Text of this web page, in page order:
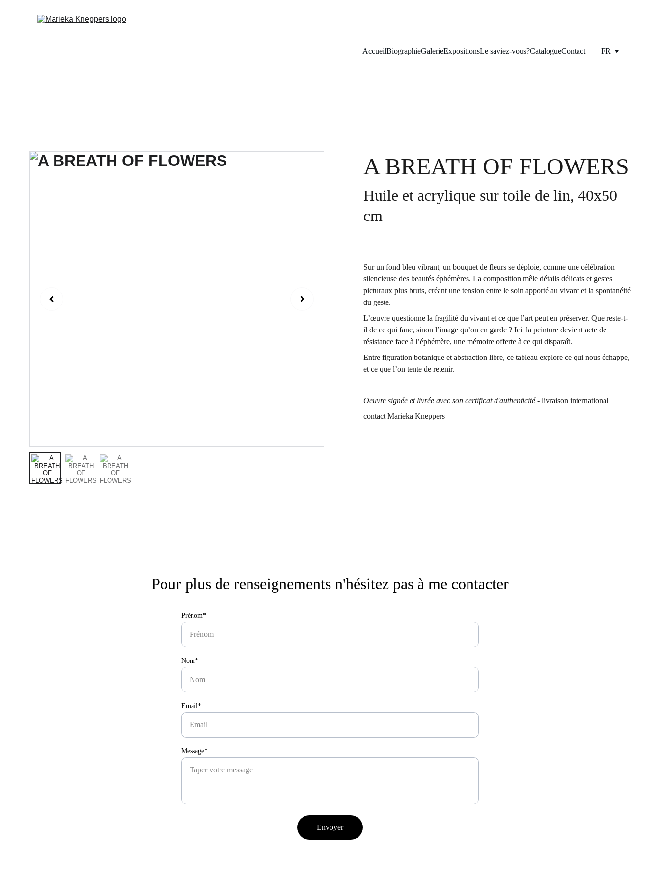
AccueilBiographieGalerieExpositionsLe saviez-vous?CatalogueContact FR
A BREATH OF FLOWERS
Huile et acrylique sur toile de lin, 40x50
cm
Sur un fond bleu vibrant, un bouquet de fleurs se déploie, comme une célébration
silencieuse des beautés éphémères. La composition mêle détails délicats et gestes
picturaux plus bruts, créant une tension entre le soin apporté au vivant et la spontanéité
du geste.
L’œuvre questionne la fragilité du vivant et ce que l’art peut en préserver. Que reste-t-
il de ce qui fane, sinon l’image qu’on en garde ? Ici, la peinture devient acte de
résistance face à l’éphémère, une mémoire offerte à ce qui disparaît.
Entre figuration botanique et abstraction libre, ce tableau explore ce qui nous échappe,
et ce que l’on tente de retenir.
Oeuvre signée et livrée avec son certificat d'authenticité- livraison international
contact Marieka Kneppers
Pour plus de renseignements n'hésitez pas à me contacter
Prénom*
Nom*
Email*
Message*
Envoyer